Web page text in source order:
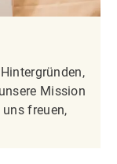
Mission
freuen,